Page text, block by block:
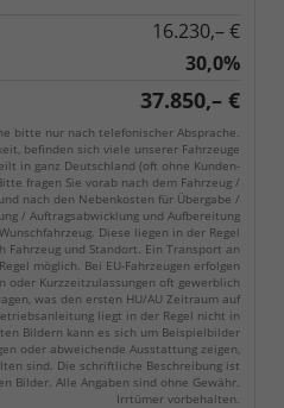
16.230,– €
30,0%
37.850,– €
bitte nur nach telefonischer Absprache.
befinden sich viele unserer Fahrzeuge
in ganz Deutschland (oft ohne Kunden-
fragen Sie vorab nach dem Fahrzeug /
nach den Nebenkosten für Übergabe /
/ Auftragsabwicklung und Aufbereitung
Diese liegen in der Regel
Fahrzeug und Standort. Ein Transport an
möglich. Bei EU-Fahrzeugen erfolgen
oder Kurzzeitzulassungen oft gewerblich
was den ersten HU/AU Zeitraum auf
liegt in der Regel nicht in
Bildern kann es sich um Beispielbilder
oder abweichende Ausstattung zeigen,
sind. Die schriftliche Beschreibung ist
Bilder. Alle Angaben sind ohne Gewähr.
Irrtümer vorbehalten.